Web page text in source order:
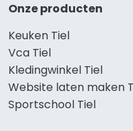
Onze producten
Keuken Tiel
Vca Tiel
Kledingwinkel Tiel
Website laten maken
Sportschool Tiel